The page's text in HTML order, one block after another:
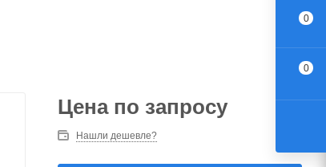
Цена по запросу
Нашли дешевле?
0
0